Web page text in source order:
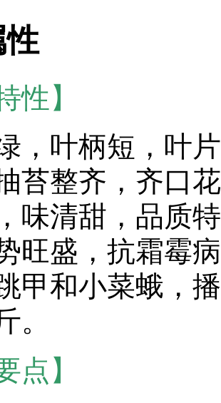
性】
，叶柄短，叶
苔整齐，齐口
味清甜，品质
旺盛，抗霜霉
甲和小菜蛾，
。
点】